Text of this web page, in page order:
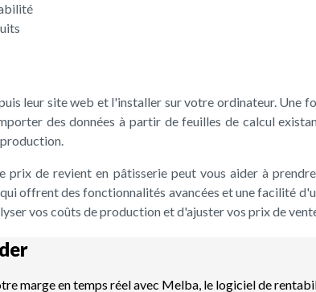
leur site web et l'installer sur votre ordinateur. Une
des données à partir de feuilles de calcul
de revient en pâtisserie peut vous aider à
offrent des fonctionnalités avancées et une facilité
vos coûts de production et d'ajuster vos prix de
marge en temps réel avec Melba, le logiciel de